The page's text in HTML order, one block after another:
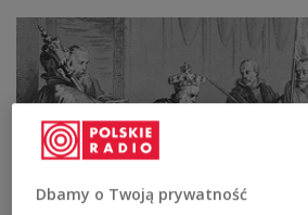
Dbamy o Twoją prywatność